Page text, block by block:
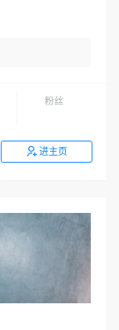
粉丝
进主页